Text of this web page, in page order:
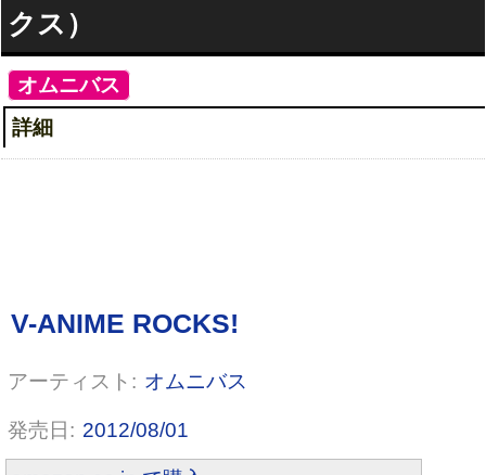
クス）
オムニバス
詳細
V-ANIME ROCKS!
オムニバス
2012/08/01